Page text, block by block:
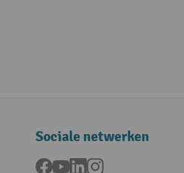
Sociale netwerken
Facebook
YouTubeLinkedInInstagram